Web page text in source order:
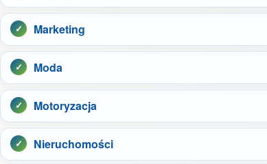
Marketing
Moda
Motoryzacja
Nieruchomości